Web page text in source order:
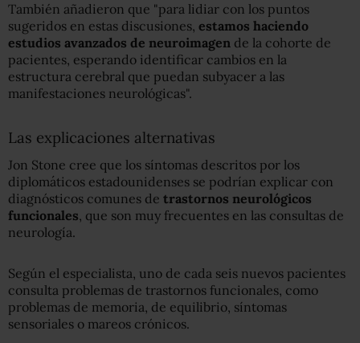
También añadieron que "para lidiar con los puntos
sugeridos en estas discusiones, estamos haciendo
estudios avanzados de neuroimagen de la cohorte de
pacientes, esperando identificar cambios en la
estructura cerebral que puedan subyacer a las
manifestaciones neurológicas".
Las explicaciones alternativas
Jon Stone cree que los síntomas descritos por los
diplomáticos estadounidenses se podrían explicar con
diagnósticos comunes de trastornos neurológicos
funcionales, que son muy frecuentes en las consultas de
neurología.
Según el especialista, uno de cada seis nuevos pacientes
consulta problemas de trastornos funcionales, como
problemas de memoria, de equilibrio, síntomas
sensoriales o mareos crónicos.